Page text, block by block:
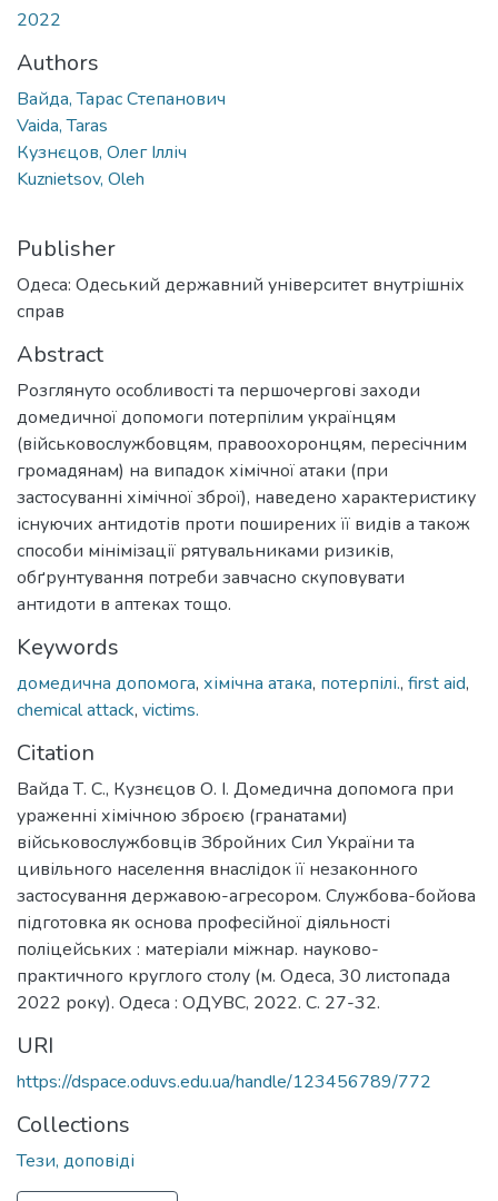
2022
Authors
Вайда, Тарас Степанович
Vaida, Taras
Кузнєцов, Олег Ілліч
Kuznietsov, Oleh
Publisher
Одеса: Одеський державний університет внутрішніх
справ
Abstract
Розглянуто особливості та першочергові заходи
домедичної допомоги потерпілим українцям
(військовослужбовцям, правоохоронцям, пересічним
громадянам) на випадок хімічної атаки (при
застосуванні хімічної зброї), наведено характеристику
існуючих антидотів проти поширених її видів а також
способи мінімізації рятувальниками ризиків,
обґрунтування потреби завчасно скуповувати
антидоти в аптеках тощо.
Keywords
домедична допомога, хімічна атака, потерпілі., first aid,
chemical attack, victims.
Citation
Вайда Т. С., Кузнєцов О. І. Домедична допомога при
ураженні хімічною зброєю (гранатами)
військовослужбовців Збройних Сил України та
цивільного населення внаслідок її незаконного
застосування державою-агресором. Службова-бойова
підготовка як основа професійної діяльності
поліцейських : матеріали міжнар. науково-
практичного круглого столу (м. Одеса, 30 листопада
2022 року). Одеса : ОДУВС, 2022. С. 27-32.
URI
https://dspace.oduvs.edu.ua/handle/123456789/772
Collections
Тези, доповіді